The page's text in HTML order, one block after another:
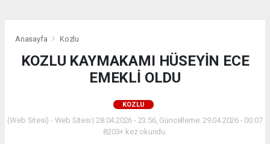
Anasayfa Kozlu
KOZLU KAYMAKAMI HÜSEYİN ECE
EMEKLİ OLDU
KOZLU
(Web Sitesi) - Web Sitesi | 28.04.2026 - 23:56, Güncelleme: 29.04.2026 - 00:07
8203+ kez okundu.